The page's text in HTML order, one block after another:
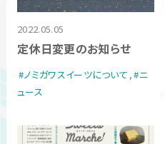
2022.05.05
定休日変更のお知らせ
ノミガワスイーツについて ,
ニ
ュース